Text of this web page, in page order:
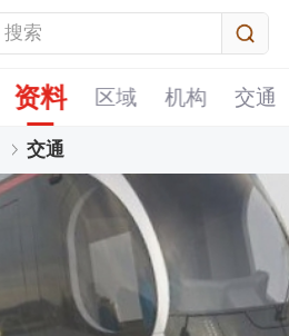
资料 区域 机构 交通
交通